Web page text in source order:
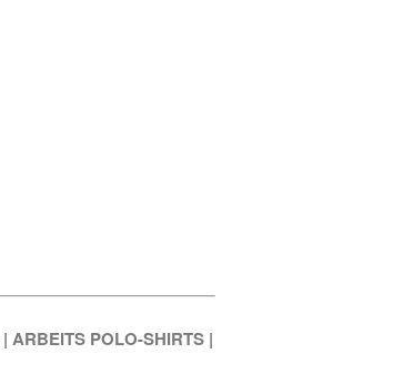
| ARBEITS POLO-SHIRTS |